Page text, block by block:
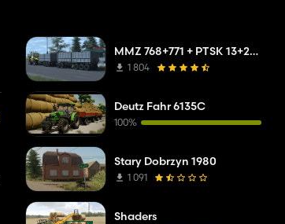
MMZ 768+771 + PTSK 13+20 Pack
1 804
Deutz Fahr 6135C
100%
Stary Dobrzyn 1980
1 091
Shaders